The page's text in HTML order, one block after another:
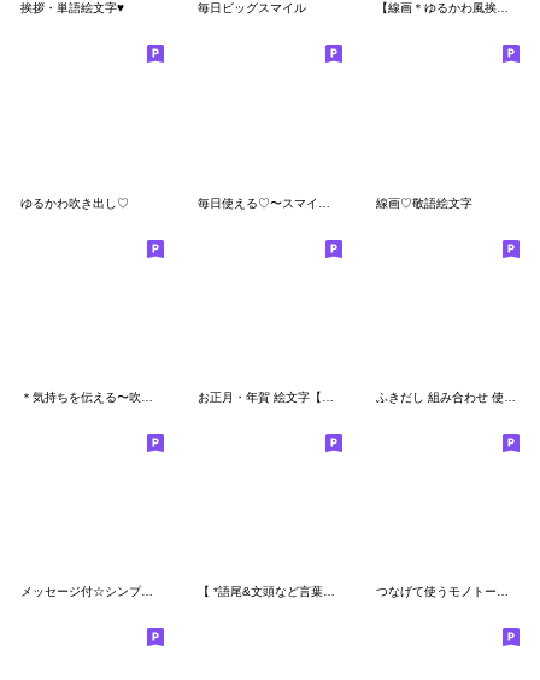
挨拶・単語絵文字♥ 毎日ビッグスマイル 【線画＊ゆるかわ風挨拶絵文字♩】
ゆるかわ吹き出し♡ 線画♡敬語絵文字
ふきだし 組み合わせ 使える絵文字☺︎
メッセージ付☆シンプル可愛い顔文字絵文字 【 *語尾&文頭など言葉絵文字*】 つなげて使うモノトーン絵文字